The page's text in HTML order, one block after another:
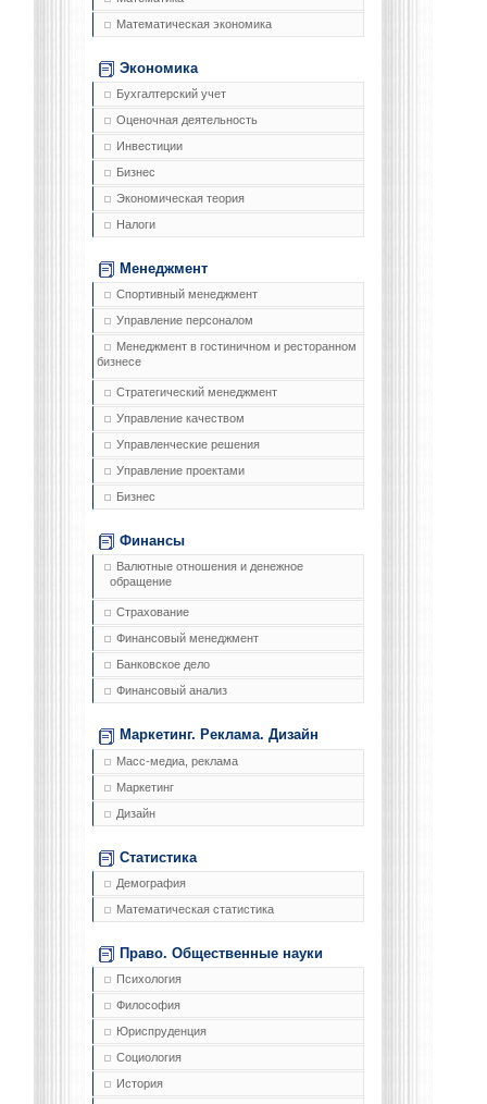
Математическая экономика
Экономика
Бухгалтерский учет
Оценочная деятельность
Инвестиции
Бизнес
Экономическая теория
Налоги
Менеджмент
Спортивный менеджмент
Управление персоналом
Менеджмент в гостиничном и ресторанном
бизнесе
Стратегический менеджмент
Управление качеством
Управленческие решения
Управление проектами
Бизнес
Финансы
Валютные отношения и денежное
обращение
Страхование
Финансовый менеджмент
Банковское дело
Финансовый анализ
Маркетинг. Реклама. Дизайн
Масс-медиа, реклама
Маркетинг
Дизайн
Статистика
Демография
Математическая статистика
Право. Общественные науки
Психология
Философия
Юриспруденция
Социология
История